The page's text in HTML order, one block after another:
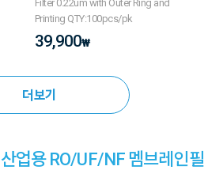
Filter 0.22um with Outer Ring and
Printing QTY:100pcs/pk
39,900₩
더보기
산업용 RO/UF/NF 멤브레인필